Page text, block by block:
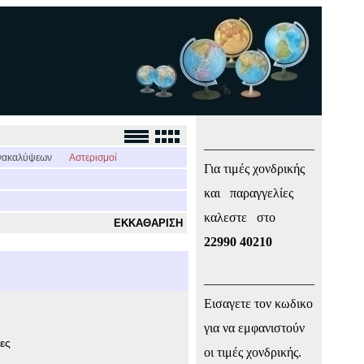
Αστερισμοί
ΕΚΚΑΘΑΡΙΣΗ
Για τιμές χονδρικής
και παραγγελίες
καλεστε στο
22990 40210
Εισαγετε τον κωδικο
για να εμφανιστούν
οι τιμές χονδρικής.